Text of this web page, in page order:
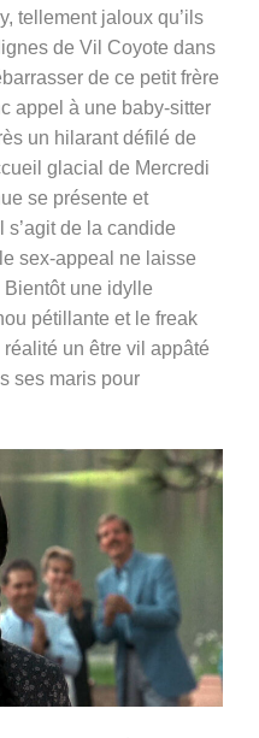
tellement jaloux qu’ils
de Vil Coyote dans
de ce petit frère
appel à une baby-sitter
un hilarant défilé de
glacial de Mercredi
se présente et
s’agit de la candide
sex-appeal ne laisse
Bientôt une idylle
pétillante et le freak
un être vil appâté
ses maris pour